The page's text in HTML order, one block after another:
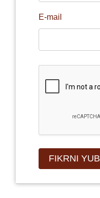
E-mail